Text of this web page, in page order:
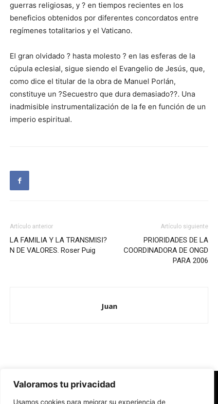
Valoramos tu privacidad
Usamos cookies para mejorar su experiencia de
guerras religiosas, y ? en tiempos recientes en los
beneficios obtenidos por diferentes concordatos entre
regímenes totalitarios y el Vaticano.
El gran olvidado ? hasta molesto ? en las esferas de la
cúpula eclesial, sigue siendo el Evangelio de Jesús, que,
como dice el titular de la obra de Manuel Porlán,
constituye un ?Secuestro que dura demasiado??. Una
inadmisible instrumentalización de la fe en función de un
imperio espiritual.
Artículo anterior
LA FAMILIA Y LA TRANSMISI?
N DE VALORES. Roser Puig
Artículo siguiente
PRIORIDADES DE LA
COORDINADORA DE ONGD
PARA 2006
Juan
Redes Cristianas